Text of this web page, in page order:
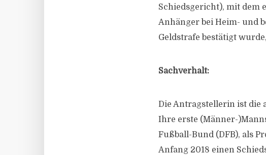
Schiedsgericht), mit dem
Anhänger bei Heim- und
Geldstrafe bestätigt
Sachverhalt:
Die Antragstellerin ist die
Ihre erste (Männer-
Fußball-Bund (DFB), als
Anfang 2018 einen